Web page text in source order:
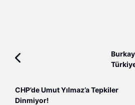
CHP’de Umut Yılmaz’a Tepkiler
Dinmiyor!